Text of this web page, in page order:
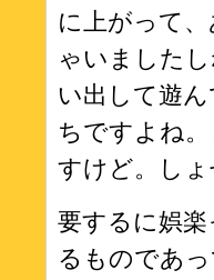
に上がって
ゃいました
い出して遊
ちですよね
すけど。し
要するに娯
るものであ